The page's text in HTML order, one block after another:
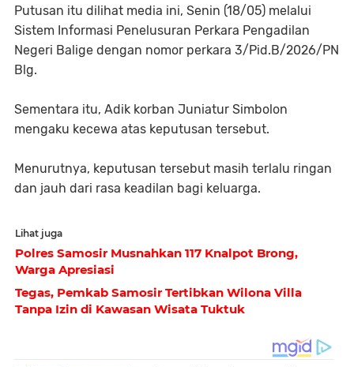
Putusan itu dilihat media ini, Senin (18/05) melalui
Sistem Informasi Penelusuran Perkara Pengadilan
Negeri Balige dengan nomor perkara 3/Pid.B/2026/PN
Blg.
Sementara itu, Adik korban Juniatur Simbolon
mengaku kecewa atas keputusan tersebut.
Menurutnya, keputusan tersebut masih terlalu ringan
dan jauh dari rasa keadilan bagi keluarga.
Lihat juga
Polres Samosir Musnahkan 117 Knalpot Brong,
Warga Apresiasi
Tegas, Pemkab Samosir Tertibkan Wilona Villa
Tanpa Izin di Kawasan Wisata Tuktuk